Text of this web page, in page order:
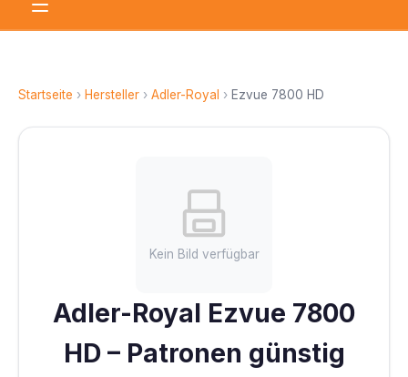
Startseite › Hersteller › Adler-Royal › Ezvue 7800 HD
Kein Bild verfügbar
Adler-Royal Ezvue 7800
HD – Patronen günstig